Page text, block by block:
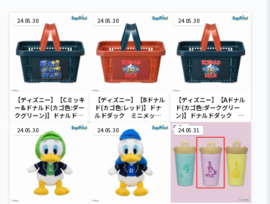
24.05.30
【ディズニー】【Cミッキ
ー&ドナルド(カゴ色:ダー
クグリーン)】ドナルドダ
ック ミニメッシュカゴ
24.05.30
【ディズニー】【Bドナル
ド(カゴ色:レッド)】ドナ
ルドダック ミニメッシ
24.05.30
【ディズニー】【Aドナル
ド(カゴ色:ダークグリー
ン)】ドナルドダック ミ
ニメッシュカゴ
24.05.30 24.05.30 24.05.31